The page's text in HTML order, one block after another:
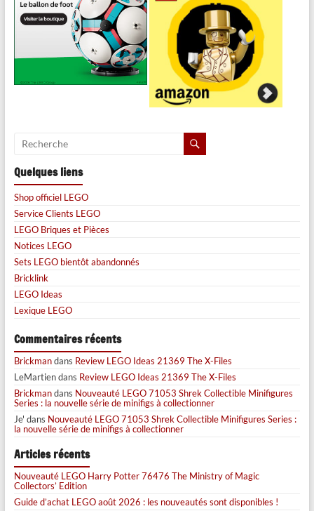
Quelques liens
Shop officiel LEGO
Service Clients LEGO
LEGO Briques et Pièces
Notices LEGO
Sets LEGO bientôt abandonnés
Bricklink
LEGO Ideas
Lexique LEGO
Commentaires récents
Brickmandans Review LEGO Ideas 21369 The X-Files
LeMartiendans Review LEGO Ideas 21369 The X-Files
Brickmandans Nouveauté LEGO 71053 Shrek Collectible Minifigures
Series : la nouvelle série de minifigs à collectionner
Je' dans Nouveauté LEGO 71053 Shrek Collectible Minifigures Series :
la nouvelle série de minifigs à collectionner
Articles récents
Nouveauté LEGO Harry Potter 76476 The Ministry of Magic
Collectors’ Edition
Guide d’achat LEGO août 2026 : les nouveautés sont disponibles !